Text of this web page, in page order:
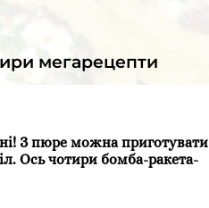
мегарецепти
З пюре можна приготувати
Ось чотири бомба-ракета-